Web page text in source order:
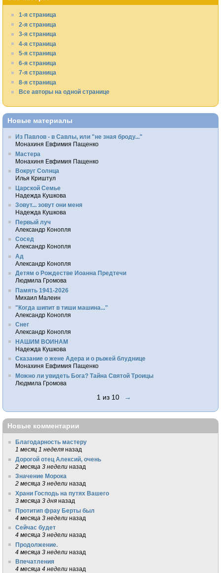
1-я страница
2-я страница
3-я страница
4-я страница
5-я страница
6-я страница
7-я страница
8-я страница
Все авторы на одной странице
Новые материалы
Из Павлов - в Савлы, или "не зная броду..."
Монахиня Евфимия Пащенко
Мастера
Монахиня Евфимия Пащенко
Вокруг Солнца
Илья Криштул
Царской Семье
Надежда Кушкова
Зовут... зовут они меня
Надежда Кушкова
Первый луч
Александр Конопля
Сосед
Александр Конопля
Ад
Александр Конопля
Детям о Рождестве Иоанна Предтечи
Людмила Громова
Память 1941-2026
Михаил Малеин
"Когда шипит в тиши машина..."
Александр Конопля
Снег
Александр Конопля
НАШИМ ВОИНАМ
Надежда Кушкова
Сказание о жене Адера и о рыжей блуднице
Монахиня Евфимия Пащенко
Можно ли увидеть Бога? Тайна Святой Троицы
Людмила Громова
1 из 10 →
Новые комментарии
Благодарность мастеру
1 месяц 1 неделя назад
Дорогой отец Алексий, очень
2 месяца 3 недели назад
Значение Морока
2 месяца 3 недели назад
Храни Господь на путях Вашего
3 месяца 3 дня назад
Протитип фрау Берты был
4 месяца 3 недели назад
Сейчас будет
4 месяца 3 недели назад
Продолжение.
4 месяца 3 недели назад
Впечатления
4 месяца 4 недели назад